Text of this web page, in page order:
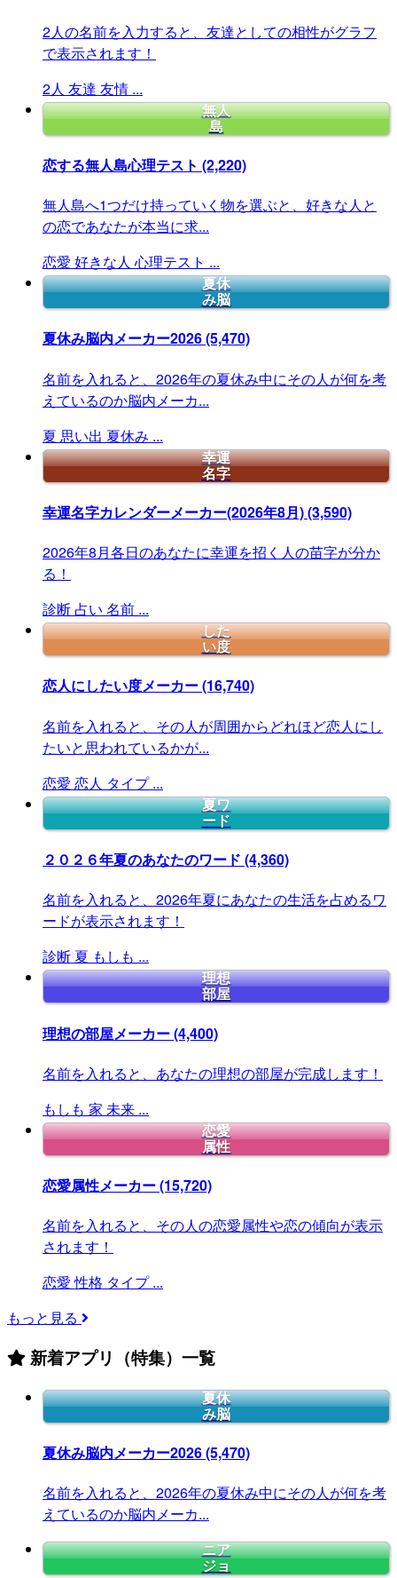
2人の名前を入力すると、友達としての相性がグラフ
で表示されます！
2人 友達 友情 ...
無人
島
恋する無人島心理テスト (2,220)
無人島へ1つだけ持っていく物を選ぶと、好きな人と
の恋であなたが本当に求...
恋愛 好きな人 心理テスト ...
夏休
み脳
夏休み脳内メーカー2026(5,470)
名前を入れると、2026年の夏休み中にその人が何を考
えているのか脳内メーカ...
夏 思い出 夏休み ...
幸運
名字
幸運名字カレンダーメーカー(2026年8月)(3,590)
2026年8月各日のあなたに幸運を招く人の苗字が分か
る！
診断 占い 名前 ...
した
い度
恋人にしたい度メーカー(16,740)
名前を入れると、その人が周囲からどれほど恋人にし
たいと思われているかが...
恋愛 恋人 タイプ ...
夏ワ
ード
２０２６年夏のあなたのワード (4,360)
名前を入れると、2026年夏にあなたの生活を占めるワ
ードが表示されます！
診断 夏 もしも ...
理想
部屋
理想の部屋メーカー(4,400)
名前を入れると、あなたの理想の部屋が完成します！
もしも 家 未来 ...
恋愛
属性
恋愛属性メーカー(15,720)
名前を入れると、その人の恋愛属性や恋の傾向が表示
されます！
恋愛 性格 タイプ ...
もっと見る
新着アプリ（特集）一覧
夏休
み脳
夏休み脳内メーカー2026(5,470)
名前を入れると、2026年の夏休み中にその人が何を考
えているのか脳内メーカ...
ニア
ジョ